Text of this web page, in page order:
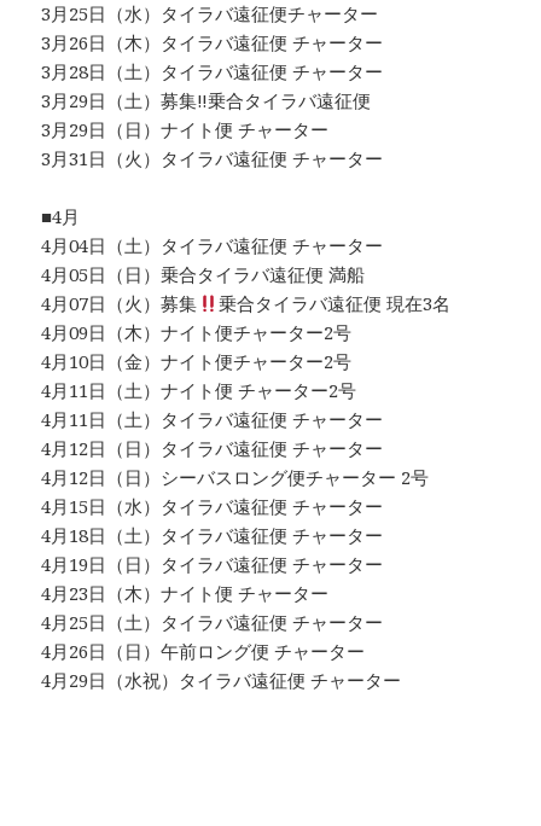
3月25日（水）タイラバ遠征便チャーター
3月26日（木）タイラバ遠征便 チャーター
3月28日（土）タイラバ遠征便 チャーター
3月29日（土）募集‼︎乗合タイラバ遠征便
3月29日（日）ナイト便 チャーター
3月31日（火）タイラバ遠征便 チャーター
■4月
4月04日（土）タイラバ遠征便 チャーター
4月05日（日）乗合タイラバ遠征便 満船
4月07日（火）募集
乗合タイラバ遠征便 現在3名
4月09日（木）ナイト便チャーター2号
4月10日（金）ナイト便チャーター2号
4月11日（土）ナイト便 チャーター2号
4月11日（土）タイラバ遠征便 チャーター
4月12日（日）タイラバ遠征便 チャーター
4月12日（日）シーバスロング便チャーター 2号
4月15日（水）タイラバ遠征便 チャーター
4月18日（土）タイラバ遠征便 チャーター
4月19日（日）タイラバ遠征便 チャーター
4月23日（木）ナイト便 チャーター
4月25日（土）タイラバ遠征便 チャーター
4月26日（日）午前ロング便 チャーター
4月29日（水祝）タイラバ遠征便 チャーター